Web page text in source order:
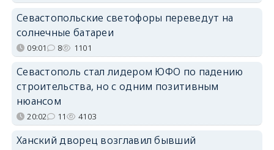
Севастопольские светофоры переведут на
солнечные батареи
09:01 8 1101
Севастополь стал лидером ЮФО по падению
строительства, но с одним позитивным
нюансом
20:02 11 4103
Ханский дворец возглавил бывший